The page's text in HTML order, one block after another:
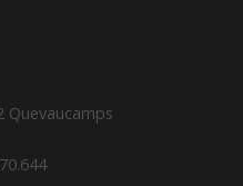
Quevaucamps